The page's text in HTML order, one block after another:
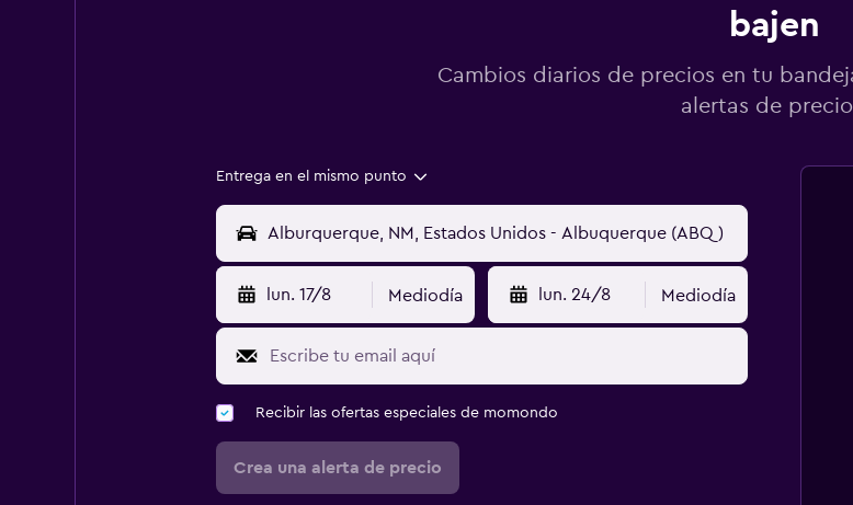
bajen
Cambios diarios de precios en tu
alertas de
Entrega en el mismo punto
lun. 17/8 Mediodía lun. 24/8 Mediodía
Recibir las ofertas especiales de momondo
Crea una alerta de precio